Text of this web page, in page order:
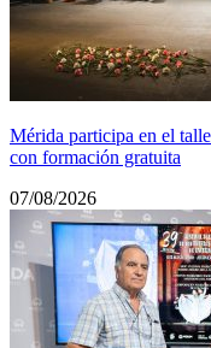
Mérida participa en el
con formación gratuita
07/08/2026